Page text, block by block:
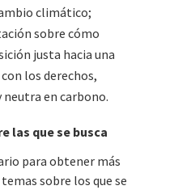
climático;
sobre cómo
justa hacia una
los derechos,
en carbono.
las que se busca
para obtener más
sobre los que se